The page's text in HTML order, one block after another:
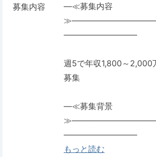
募集内容
―≪募集内容
―――――――――
週5で年収1,800～2,000
募集
―≪募集背景
―――――――――
もっと読む